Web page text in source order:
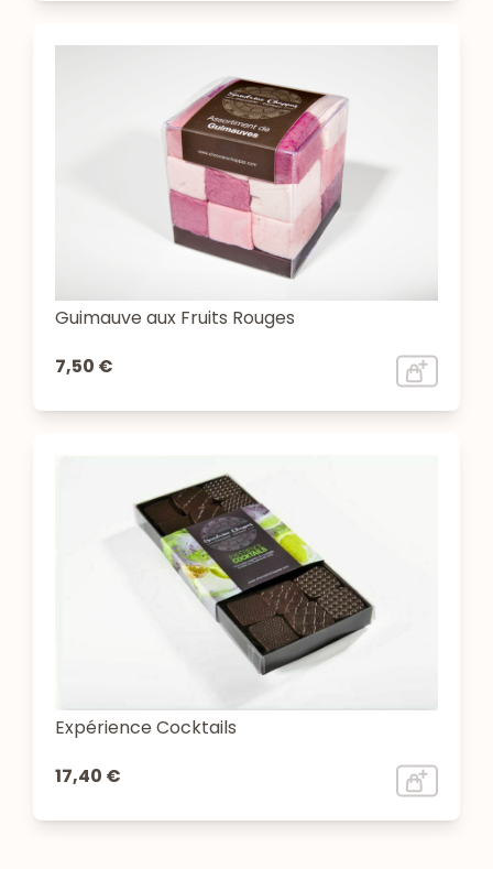
Guimauve aux Fruits Rouges
7,50 €
Expérience Cocktails
17,40 €